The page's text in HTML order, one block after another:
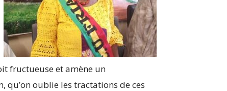
fructueuse et amène un
qu’on oublie les tractations de ces